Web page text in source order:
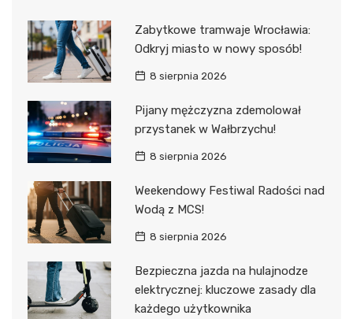
Zabytkowe tramwaje Wrocławia:
Odkryj miasto w nowy sposób!
8 sierpnia 2026
Pijany mężczyzna zdemolował
przystanek w Wałbrzychu!
8 sierpnia 2026
Weekendowy Festiwal Radości nad
Wodą z MCS!
8 sierpnia 2026
Bezpieczna jazda na hulajnodze
elektrycznej: kluczowe zasady dla
każdego użytkownika